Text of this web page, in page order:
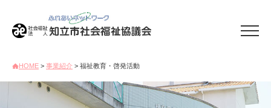
HOME > 事業紹介 > 福祉教育・啓発活動